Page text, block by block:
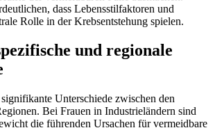
dass Lebensstilfaktoren und
Rolle in der Krebsentstehung spielen.
und regionale
Unterschiede zwischen den
Bei Frauen in Industrieländern sind
die führenden Ursachen für vermeidbare